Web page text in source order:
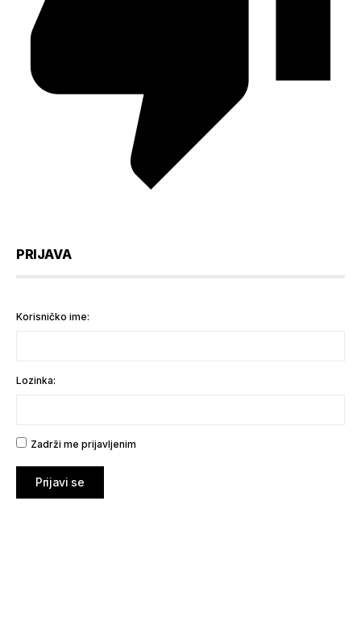
PRIJAVA
Korisničko ime:
Lozinka:
Zadrži me prijavljenim
Prijavi se